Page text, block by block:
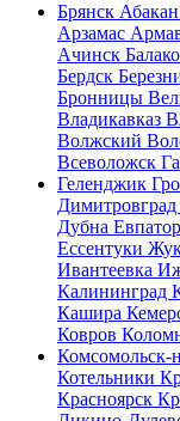
Брянск Абакан
Арзамас
Ачинск
Бердск
Бронницы
Владикавказ
Волжский
Всеволожск
Геленджик
Димитровград
Дубна
Ессентуки
Ивантеевка
Калининград
Кашира
Ковров
Комсомольск-
Котельники
Красноярск